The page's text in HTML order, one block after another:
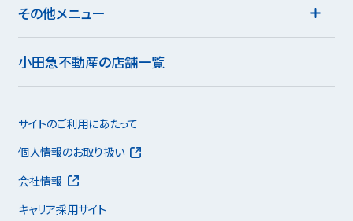
その他メニュー
小田急不動産の店舗一覧
サイトのご利用にあたって
個人情報のお取り扱い
会社情報
キャリア採用サイト